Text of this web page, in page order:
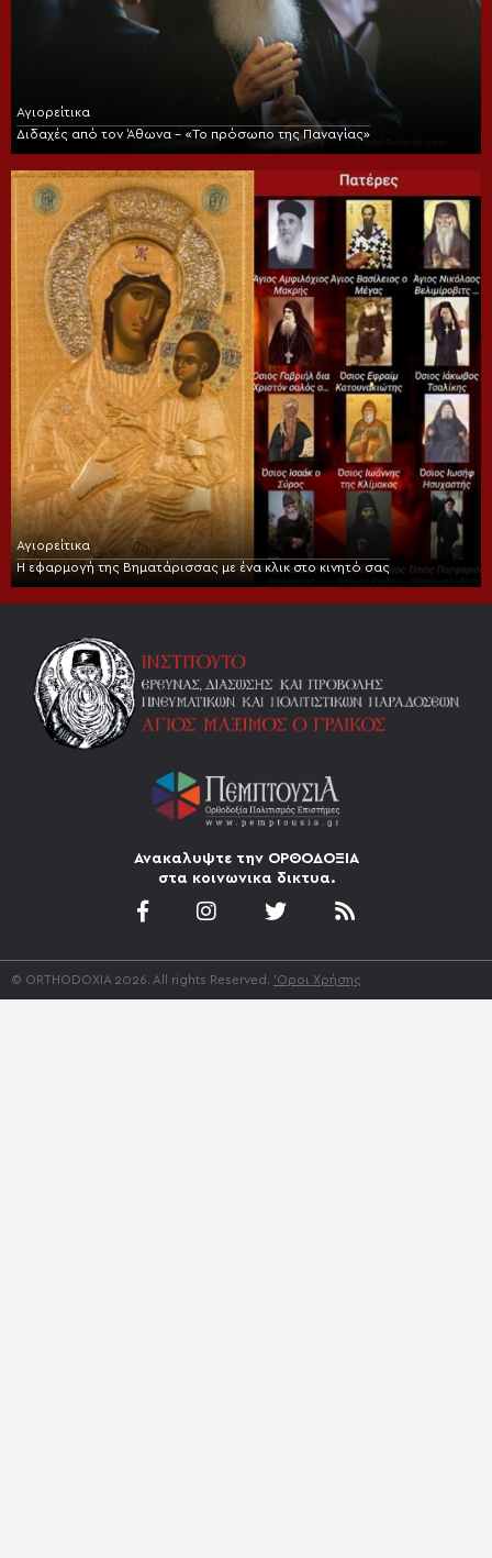
Αγιορείτικα
Διδαχές από τον Άθωνα – «Το πρόσωπο της Παναγίας»
Αγιορείτικα
Η εφαρμογή της Βηματάρισσας με ένα κλικ στο κινητό σας
Ανακαλυψτε την ΟΡΘΟΔΟΞΙΑ
στα κοινωνικα δικτυα.
© ORTHODOXIA 2026. All rights Reserved. 'Οροι Χρήσης